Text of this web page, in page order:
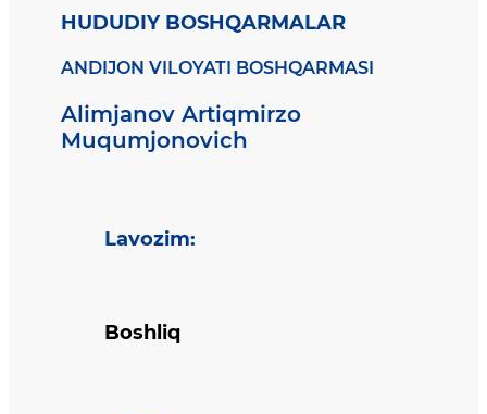
HUDUDIY BOSHQARMALAR
ANDIJON VILOYATI BOSHQARMASI
Alimjanov Artiqmirzo
Muqumjonovich
Lavozim:
Boshliq